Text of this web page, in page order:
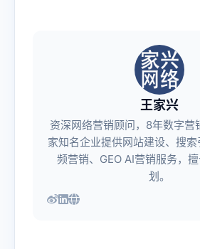
王家兴
资深网络营销顾问，8年数字营
家知名企业提供网站建设、搜
频营销、GEO AI营销服务，
划。